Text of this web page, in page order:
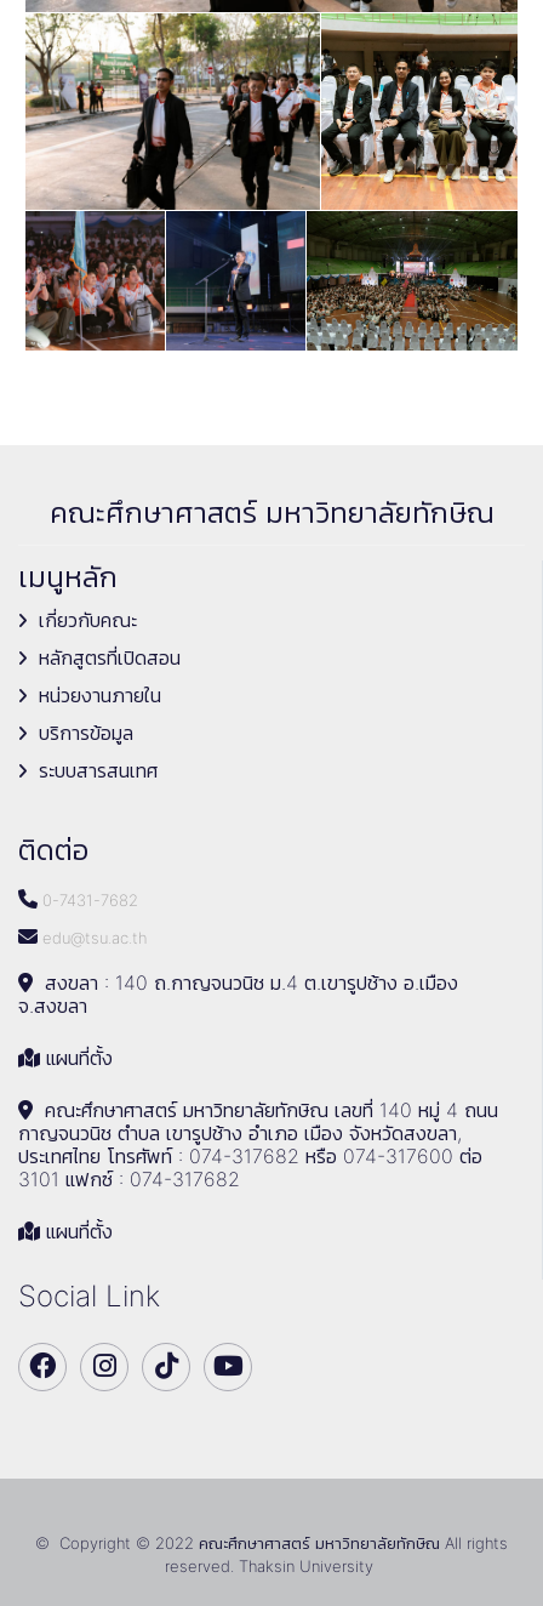
คณะศึกษาศาสตร์ มหาวิทยาลัยทักษิณ
เมนูหลัก
เกี่ยวกับคณะ
หลักสูตรที่เปิดสอน
หน่วยงานภายใน
บริการข้อมูล
ระบบสารสนเทศ
ติดต่อ
0-7431-7682
edu@tsu.ac.th
สงขลา : 140 ถ.กาญจนวนิช ม.4 ต.เขารูปช้าง อ.เมือง
จ.สงขลา
แผนที่ตั้ง
คณะศึกษาศาสตร์ มหาวิทยาลัยทักษิณ เลขที่ 140 หมู่ 4 ถนน
กาญจนวนิช ตำบล เขารูปช้าง อำเภอ เมือง จังหวัดสงขลา,
ประเทศไทย โทรศัพท์ : 074-317682 หรือ 074-317600 ต่อ
3101 แฟกซ์ : 074-317682
แผนที่ตั้ง
Social Link
© Copyright © 2022 คณะศึกษาศาสตร์ มหาวิทยาลัยทักษิณ All rights
reserved. Thaksin University